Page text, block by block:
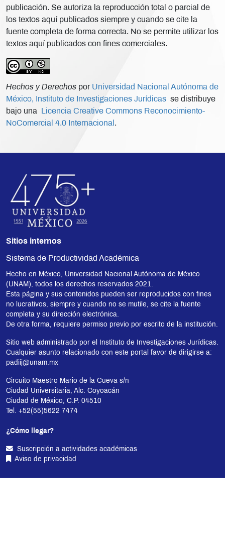
publicación. Se autoriza la reproducción total o parcial de
los textos aquí publicados siempre y cuando se cite la
fuente completa de forma correcta. No se permite utilizar los
textos aquí publicados con fines comerciales.
Hechos y Derechos por Universidad Nacional Autónoma de
México, Instituto de Investigaciones Jurídicas se distribuye
bajo una
Licencia Creative Commons Reconocimiento-
NoComercial 4.0 Internacional .
Sitios internos
Sistema de Productividad Académica
Hecho en México, Universidad Nacional Autónoma de México
(UNAM), todos los derechos reservados 2021.
Esta página y sus contenidos pueden ser reproducidos con fines
no lucrativos, siempre y cuando no se mutile, se cite la fuente
completa y su dirección electrónica.
De otra forma, requiere permiso previo por escrito de la institución.
Sitio web administrado por el Instituto de Investigaciones Jurídicas.
Cualquier asunto relacionado con este portal favor de dirigirse a:
padiij@unam.mx
Circuito Maestro Mario de la Cueva s/n
Ciudad Universitaria, Alc. Coyoacán
Ciudad de México, C.P. 04510
Tel. +52(55)5622 7474
¿Cómo llegar?
Suscripción a actividades académicas
Aviso de privacidad